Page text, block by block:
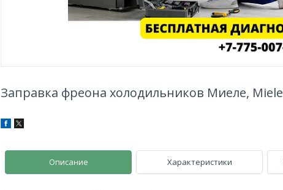
Заправка фреона холодильников Миеле, Miele
Описание Характеристики